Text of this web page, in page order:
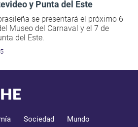
y Punta del Este
se presentará el próximo 6
Museo del Carnaval y el 7 de
del Este.
Sociedad Mundo